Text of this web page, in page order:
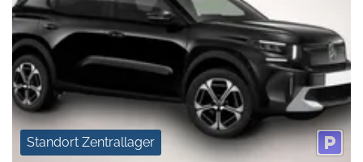
Standort Zentrallager